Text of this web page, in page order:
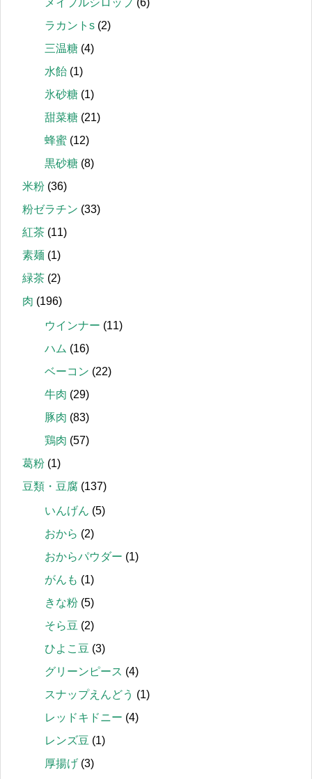
メイプルシロップ (6)
ラカントs (2)
三温糖 (4)
水飴 (1)
氷砂糖 (1)
甜菜糖 (21)
蜂蜜 (12)
黒砂糖 (8)
米粉 (36)
粉ゼラチン (33)
紅茶 (11)
素麺 (1)
緑茶 (2)
肉 (196)
ウインナー (11)
ハム (16)
ベーコン (22)
牛肉 (29)
豚肉 (83)
鶏肉 (57)
葛粉 (1)
豆類・豆腐 (137)
いんげん (5)
おから (2)
おからパウダー (1)
がんも (1)
きな粉 (5)
そら豆 (2)
ひよこ豆 (3)
グリーンピース (4)
スナップえんどう (1)
レッドキドニー (4)
レンズ豆 (1)
厚揚げ (3)